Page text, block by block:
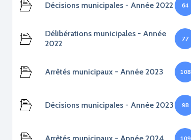
Décisions municipales - Année 2022 64
Délibérations municipales - Année
2022
77
Arrêtés municipaux - Année 2023 108
Décisions municipales - Année 2023 98